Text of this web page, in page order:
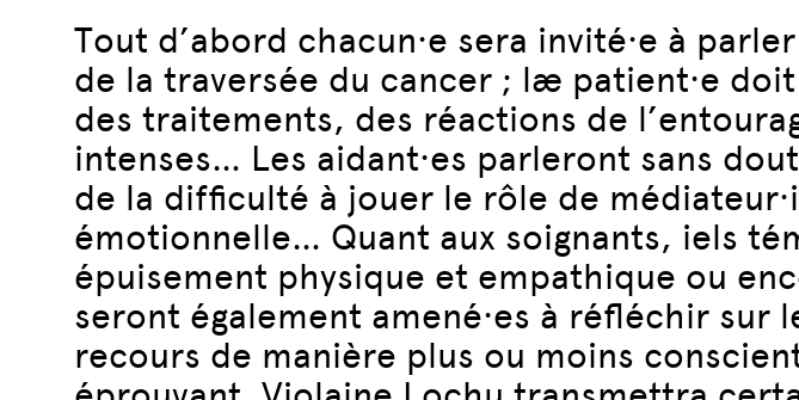
Tout d’abord chacun·e sera invité·e à
de la traversée du cancer ; læ patient·e
des traitements, des réactions de
intenses… Les aidant·es parleront sans
de la difficulté à jouer le rôle de
émotionnelle… Quant aux soignants, iels
épuisement physique et empathique ou
seront également amené·es à réfléchir sur
recours de manière plus ou moins